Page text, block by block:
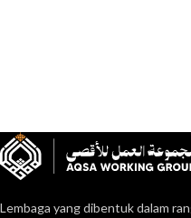
Lembaga yang dibentuk dalam